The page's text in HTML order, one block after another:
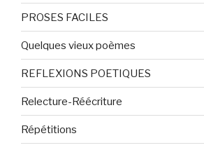
PROSES FACILES
Quelques vieux poèmes
REFLEXIONS POETIQUES
Relecture-Réécriture
Répétitions